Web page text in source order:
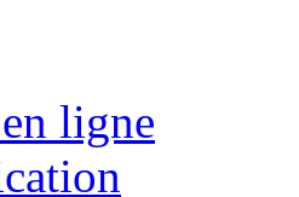
ligne